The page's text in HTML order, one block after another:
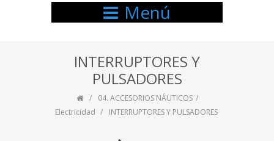
Menú
INTERRUPTORES Y
PULSADORES
04. ACCESORIOS NÁUTICOS
Electricidad
INTERRUPTORES Y PULSADORES